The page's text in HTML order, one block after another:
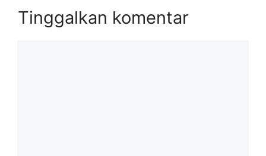
Tinggalkan komentar